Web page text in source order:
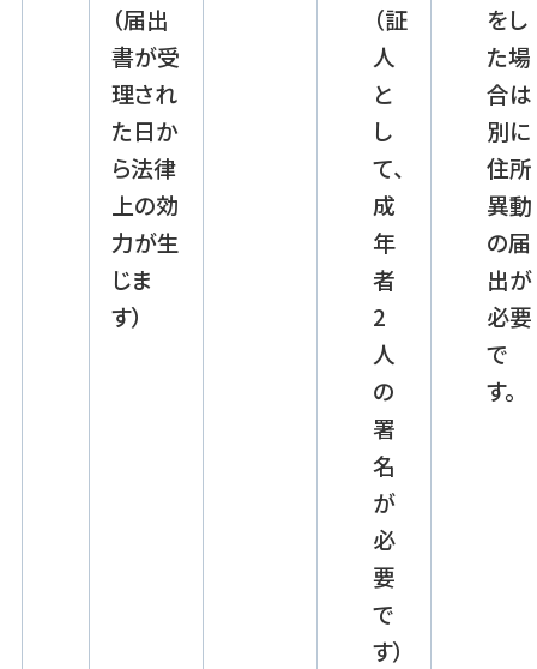
（届出
書が受
理され
た日か
ら法律
上の効
力が生
じま
す）
（証
人
と
し
て、
成
年
者
2
人
の
署
名
が
必
要
で
す）
をし
た場
合は
別に
住所
異動
の届
出が
必要
で
す。